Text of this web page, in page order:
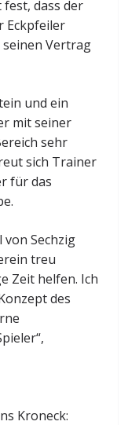
dass der
Eckpfeiler
Vertrag
und ein
mit seiner
sehr
sich Trainer
für das
Sechzig
treu
Zeit helfen. Ich
des
Kroneck: